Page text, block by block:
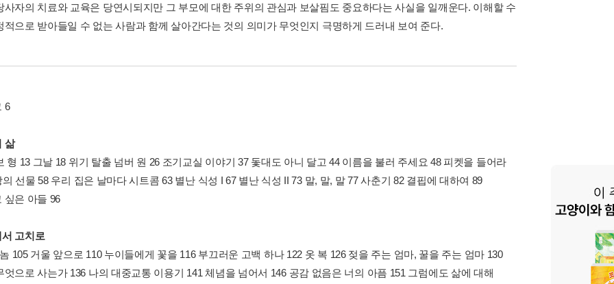
사자의 치료와 교육은 당연시되지만 그 부모에 대한 주위의 관심과 보살핌도 중요하다는 사실을 일깨운다. 이해할 수
적으로 받아들일 수 없는 사람과 함께 살아간다는 것의 의미가 무엇인지 극명하게 드러내 보여 준다.
6
삶
형 13 그날 18 위기 탈출 넘버 원 26 조기교실 이야기 37 돛대도 아니 달고 44 이름을 불러 주세요 48 피켓을 들어라
의 선물 58 우리 집은 날마다 시트콤 63 별난 식성 I 67 별난 식성 II 73 말, 말, 말 77 사춘기 82 결핍에 대하여 89
싶은 아들 96
고치로
105 거울 앞으로 110 누이들에게 꽃을 116 부끄러운 고백 하나 122 옷 복 126 젖을 주는 엄마, 꿀을 주는 엄마 130
엇으로 사는가 136 나의 대중교통 이용기 141 체념을 넘어서 146 공감 없음은 너의 아픔 151 그럼에도 삶에 대해